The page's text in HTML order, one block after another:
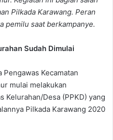
Pilkada Karawang. Peran
pemilu saat berkampanye.
Sudah Dimulai
Pengawas Kecamatan
mulai melakukan
Kelurahan/Desa (PPKD) yang
Pilkada Karawang 2020